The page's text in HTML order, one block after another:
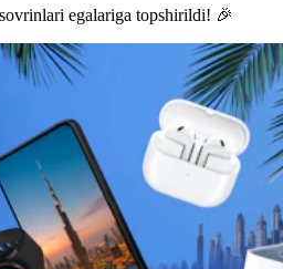
egalariga topshirildi! 🎉